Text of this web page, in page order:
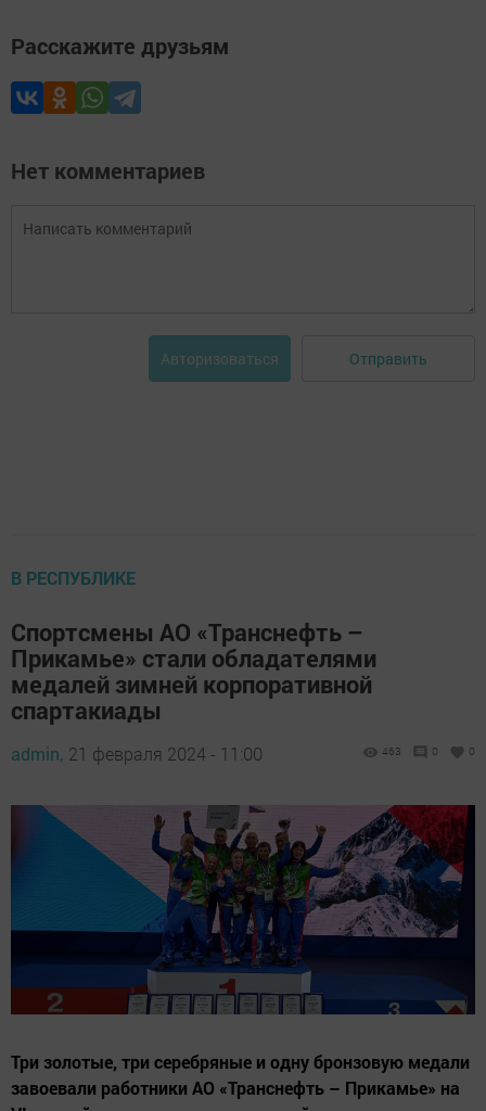
Расскажите друзьям
Нет комментариев
Авторизоваться Отправить
В РЕСПУБЛИКЕ
Спортсмены АО «Транснефть –
Прикамье» стали обладателями
медалей зимней корпоративной
спартакиады
admin, 21 февраля 2024 - 11:00 463 0 0
Три золотые, три серебряные и одну бронзовую медали
завоевали работники АО «Транснефть – Прикамье» на